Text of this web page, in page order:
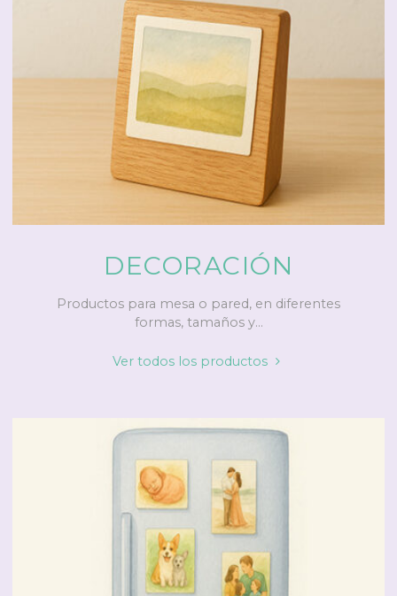
DECORACIÓN
Productos para mesa o pared, en diferentes
formas, tamaños y...
Ver todos los productos "Decoración"